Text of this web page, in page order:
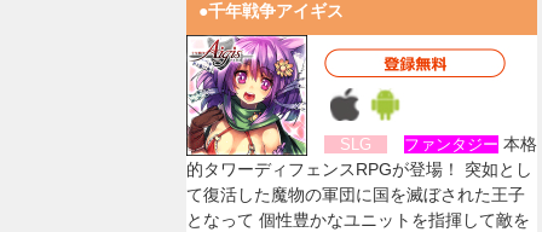
●千年戦争アイギス
SLG ファンタジー 本格
的タワーディフェンスRPGが登場！ 突如とし
て復活した魔物の軍団に国を滅ぼされた王子
となって 個性豊かなユニットを指揮して敵を